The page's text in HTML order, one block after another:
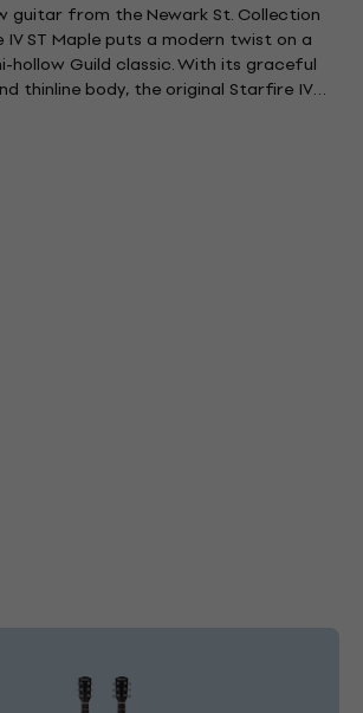
guitar from the Newark St. Collection
IV ST Maple puts a modern twist on a
hollow Guild classic. With its graceful
thinline body, the original Starfire IV
guitarists from the mid-1960s onward
tone and feel. Premium features...